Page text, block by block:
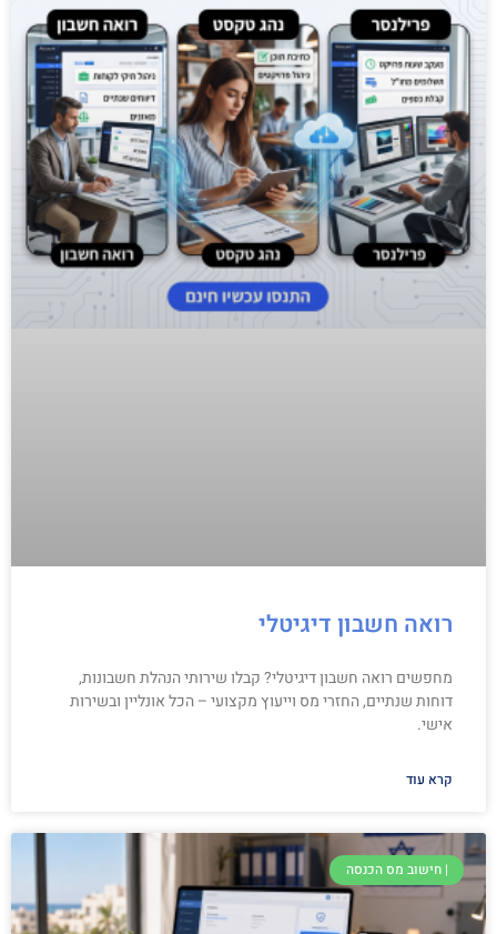
רואה חשבון דיגיטלי
מחפשים רואה חשבון דיגיטלי? קבלו שירותי הנהלת חשבונות,
דוחות שנתיים, החזרי מס וייעוץ מקצועי – הכל אונליין ובשירות
אישי.
קרא עוד
| חישוב מס הכנסה